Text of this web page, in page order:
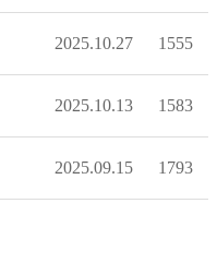
2025.10.27 1555
2025.10.13 1583
2025.09.15 1793